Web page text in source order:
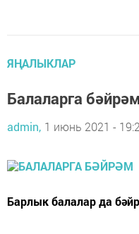
ЯҢАЛЫКЛАР
Балаларга
admin, 1 июнь 2021 -
Барлык балалар да